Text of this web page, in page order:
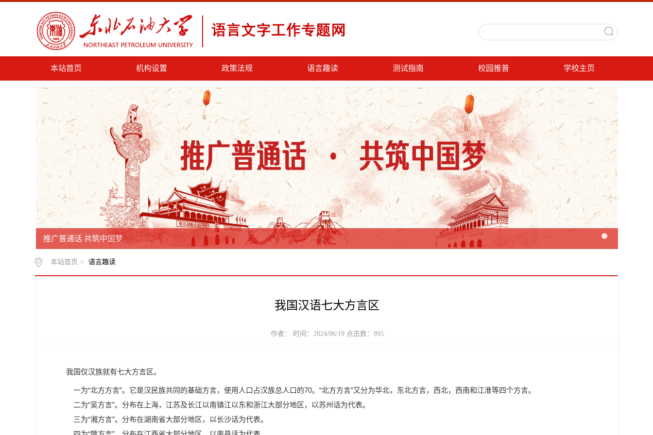
本站首页 机构设置 政策法规 语言趣读 测试指南 校园推普 学校主页
推广普通话 共筑中国梦
本站首页 > 语言趣读
我国汉语七大方言区
作者： 时间：2024/06/19 点击数： 995
我国仅汉族就有七大方言区。
一为“北方方言”。它是汉民族共同的基础方言，使用人口占汉族总人口的70。“北方方言”又分为华北，东北方言，西北，西南和江淮等四个方言。
二为“吴方言”。分布在上海，江苏及长江以南镇江以东和浙江大部分地区，以苏州话为代表。
三为“湘方言”。分布在湖南省大部分地区，以长沙话为代表。